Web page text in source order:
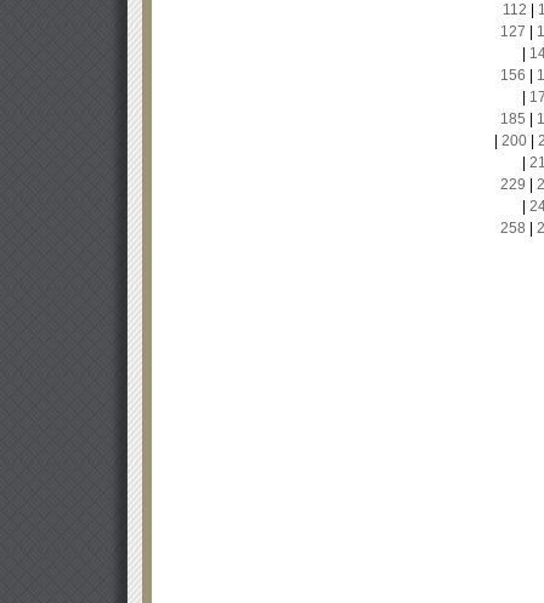
112
127
156
185
200|
229
258